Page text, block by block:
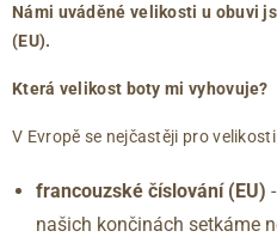
40.5
42
42.5
44
44.5
8
9.5
10
Námi uváděné velikosti u obuvi
(EU).
Která velikost boty mi vyhovuje?
V Evropě se nejčastěji pro
francouzské číslování (EU)
našich končinách setkáme